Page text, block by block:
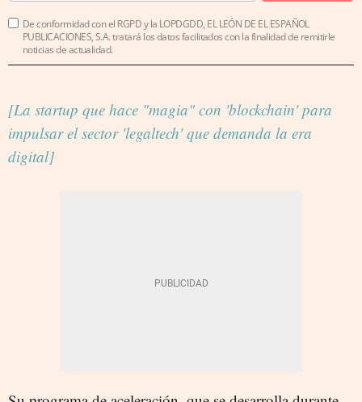
De conformidad con el RGPD y la LOPDGDD, EL LEÓN DE EL ESPAÑOL
PUBLICACIONES, S.A. tratará los datos facilitados con la finalidad de remitirle
noticias de actualidad.
[La startup que hace "magia" con 'blockchain' para
impulsar el sector 'legaltech' que demanda la era
digital]